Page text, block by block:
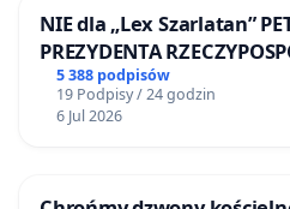
NIE dla „Lex Szarlatan”
PREZYDENTA
5 388 podpisów
19 Podpisy / 24 godzin
6 Jul 2026